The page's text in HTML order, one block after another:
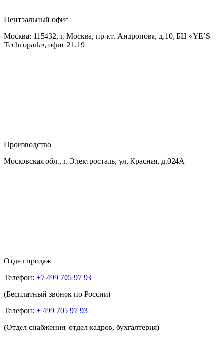
Центральный офис
Москва: 115432, г. Москва, пр-кт. Андропова, д.10, БЦ «YE’S
Technopark», офис 21.19
Производство
Московская обл., г. Электросталь, ул. Красная, д.024А
Отдел продаж
Телефон: +7 499 705 97 93
(Бесплатный звонок по России)
Телефон: + 499 705 97 93
(Отдел снабжения, отдел кадров, бухгалтерия)